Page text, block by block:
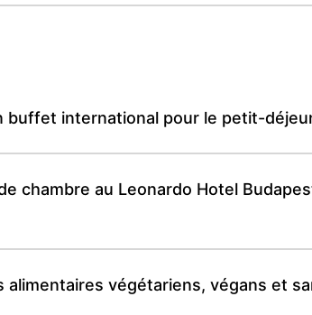
buffet international pour le petit-
chambre au Leonardo Hotel
végétariens, végans et